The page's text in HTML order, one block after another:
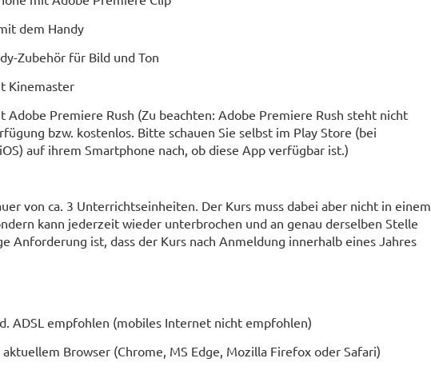
dem Handy
Zubehör für Bild und Ton
Kinemaster
Adobe Premiere Rush (Zu beachten: Adobe Premiere Rush steht nicht
bzw. kostenlos. Bitte schauen Sie selbst im Play Store (bei
auf ihrem Smartphone nach, ob diese App verfügbar ist.)
von ca. 3 Unterrichtseinheiten. Der Kurs muss dabei aber nicht in einem
kann jederzeit wieder unterbrochen und an genau derselben Stelle
Anforderung ist, dass der Kurs nach Anmeldung innerhalb eines Jahres
ADSL empfohlen (mobiles Internet nicht empfohlen)
Browser (Chrome, MS Edge, Mozilla Firefox oder Safari)